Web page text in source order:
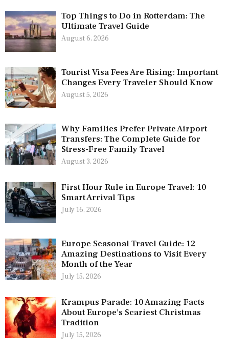
Top Things to Do in Rotterdam: The
Ultimate Travel Guide
August 6, 2026
Tourist Visa Fees Are Rising: Important
Changes Every Traveler Should Know
August 5, 2026
Why Families Prefer Private Airport
Transfers: The Complete Guide for
Stress-Free Family Travel
August 3, 2026
First Hour Rule in Europe Travel: 10
Smart Arrival Tips
July 16, 2026
Europe Seasonal Travel Guide: 12
Amazing Destinations to Visit Every
Month of the Year
July 15, 2026
Krampus Parade: 10 Amazing Facts
About Europe’s Scariest Christmas
Tradition
July 15, 2026